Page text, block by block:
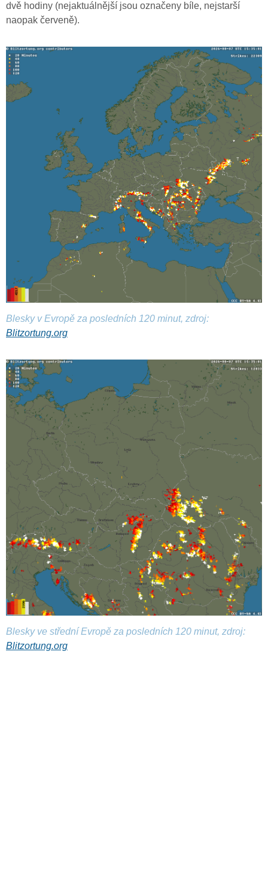
dvě hodiny (nejaktuálnější jsou označeny bíle, nejstarší
naopak červeně).
Blesky v Evropě za posledních 120 minut, zdroj:
Blitzortung.org
Blesky ve střední Evropě za posledních 120 minut, zdroj:
Blitzortung.org